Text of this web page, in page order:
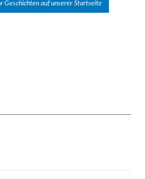
Geschichten auf unserer Startseite